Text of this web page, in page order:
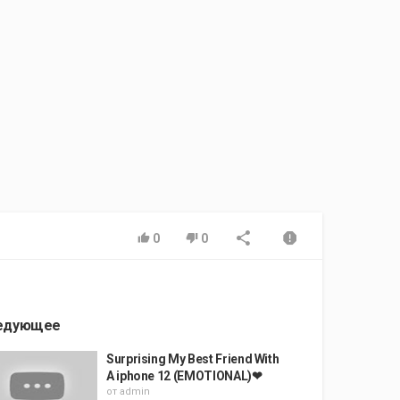
0 0
Surprising My Best Friend With
A iphone 12 (EMOTIONAL)❤
от admin